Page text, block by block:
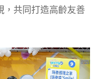
，共同打造高齡友善